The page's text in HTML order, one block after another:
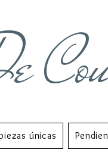
únicas